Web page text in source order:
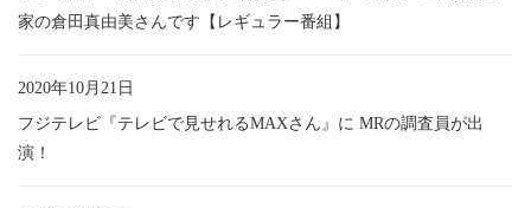
家の倉田真由美さんです【レギュラー番組】
2020年10月21日
フジテレビ『テレビで見せれるMAXさん』に MRの調査員が出
演！